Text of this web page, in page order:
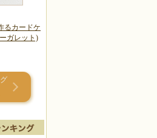
るカードケ
ガレット)